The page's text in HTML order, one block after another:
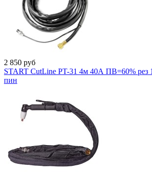
2 850 руб
START CutLine PT-31 4м 40А ПВ=60% рез
пин